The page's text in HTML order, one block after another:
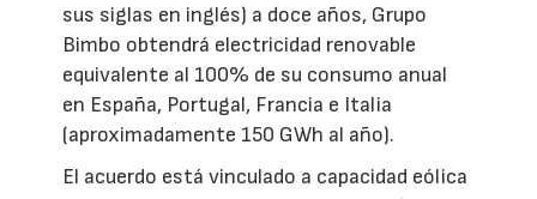
sus siglas en inglés) a doce años, Grupo
Bimbo obtendrá electricidad renovable
equivalente al 100% de su consumo anual
en España, Portugal, Francia e Italia
(aproximadamente 150 GWh al año).
El acuerdo está vinculado a capacidad eólica